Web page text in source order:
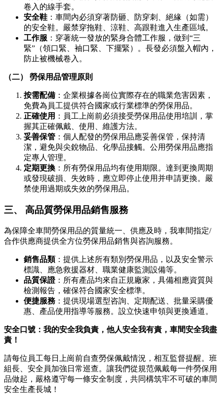
卷入的線手套。
安全鞋 ：車間內必須穿著防砸、防穿刺、絕緣（如需）
的安全鞋。嚴禁穿拖鞋、涼鞋、高跟鞋進入生產區域。
工作服 ：穿著統一發放的緊身合體工作服，做到“三
緊”（領口緊、袖口緊、下擺緊）。長發必須盤入帽內，
防止被機械卷入。
（二） 勞保用品管理原則
按需配備 ：企業根據各崗位實際存在的職業危害因素，
免費為員工提供符合國家或行業標準的勞保用品。
正確使用 ：員工上崗前必須接受勞保用品使用培訓，掌
握其正確佩戴、使用、維護方法。
妥善保管 ：個人配發的勞保用品應妥善保管，保持清
潔，避免與尖銳物品、化學品接觸。公用勞保用品應指
定專人管理。
定期更換 ：所有勞保用品均有使用期限。達到更換周期
或發現破損、失效時，應立即停止使用并申請更換。嚴
禁使用過期或失效的勞保用品。
三、 高品質勞保用品銷售服務
為保障全車間勞保用品的質量統一、供應及時，我車間指定/
合作供應商提供全方位勞保用品銷售與咨詢服務。
銷售品類：提供上述所有類別勞保用品，以及安全警示
標識、應急救援器材、職業健康監測設備等。
品質保證：所有產品均來自正規廠家，具備相應資質與
檢測報告，確保符合國家安全標準。
便捷服務 ：提供現場選型咨詢、定期配送、批量采購優
惠、產品使用指導等服務。設立快速申領與更換通道。
安全口號：我的安全我負責，他人安全我有責，車間安全我盡
責！
請每位員工每日上崗前自查勞保佩戴情況，相互監督提醒。班
組長、安全員加強日常巡查。讓我們從規范佩戴每一件勞保用
品做起，嚴格遵守每一條安全制度，共同構筑牢不可破的車間
安全生產長城！